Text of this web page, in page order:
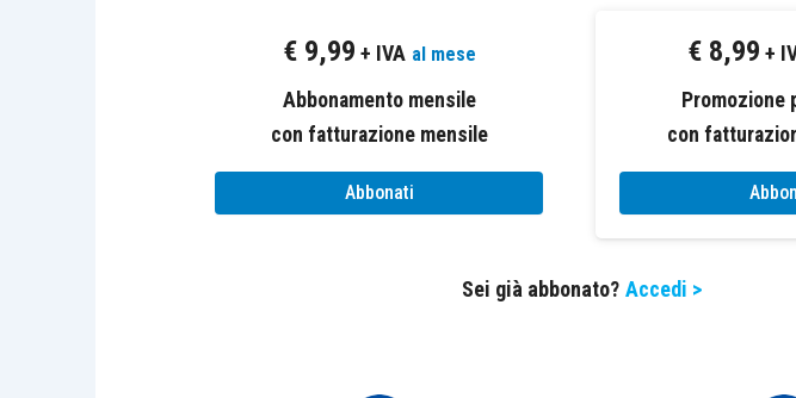
. In origine essa apparteneva a una diversa società che, nel
promessa in vendita a un soggetto terzo con contratto preliminare. A
scissione, la partecipazione era poi confluita nel
patrimonio di altra
l’aveva ceduta all’odierna ricorrente.Venuto meno il precedente
, al quale la partecipazione era stata
€ 9,99 + IVA al mese
Abbonamento mensile
con fatturazione mensile
Abbonati
€ 8,99 +
Promozione
con
Sei già abbonato? Accedi >